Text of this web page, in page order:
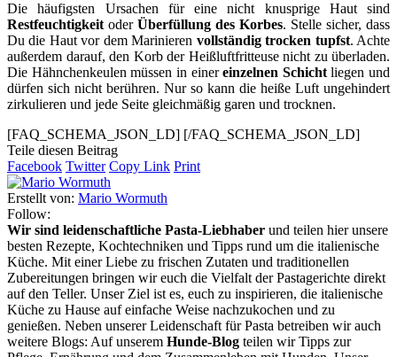
Die häufigsten Ursachen für eine nicht knusprige Haut sind
Restfeuchtigkeit oder Überfüllung des Korbes. Stelle sicher, dass
Du die Haut vor dem Marinieren vollständig trocken tupfst. Achte
außerdem darauf, den Korb der Heißluftfritteuse nicht zu überladen.
Die Hähnchenkeulen müssen in einereinzelnen Schichtliegen und
dürfen sich nicht berühren. Nur so kann die heiße Luft ungehindert
zirkulieren und jede Seite gleichmäßig garen und trocknen.
[FAQ_SCHEMA_JSON_LD] [/FAQ_SCHEMA_JSON_LD]
Teile diesen Beitrag
Facebook Twitter Copy Link Print
Erstellt von: Mario Wormuth
Follow:
Wir sind leidenschaftliche Pasta-Liebhaber und teilen hier unsere
besten Rezepte, Kochtechniken und Tipps rund um die italienische
Küche. Mit einer Liebe zu frischen Zutaten und traditionellen
Zubereitungen bringen wir euch die Vielfalt der Pastagerichte direkt
auf den Teller. Unser Ziel ist es, euch zu inspirieren, die italienische
Küche zu Hause auf einfache Weise nachzukochen und zu
genießen. Neben unserer Leidenschaft für Pasta betreiben wir auch
weitere Blogs: Auf unserem Hunde-Blog teilen wir Tipps zur